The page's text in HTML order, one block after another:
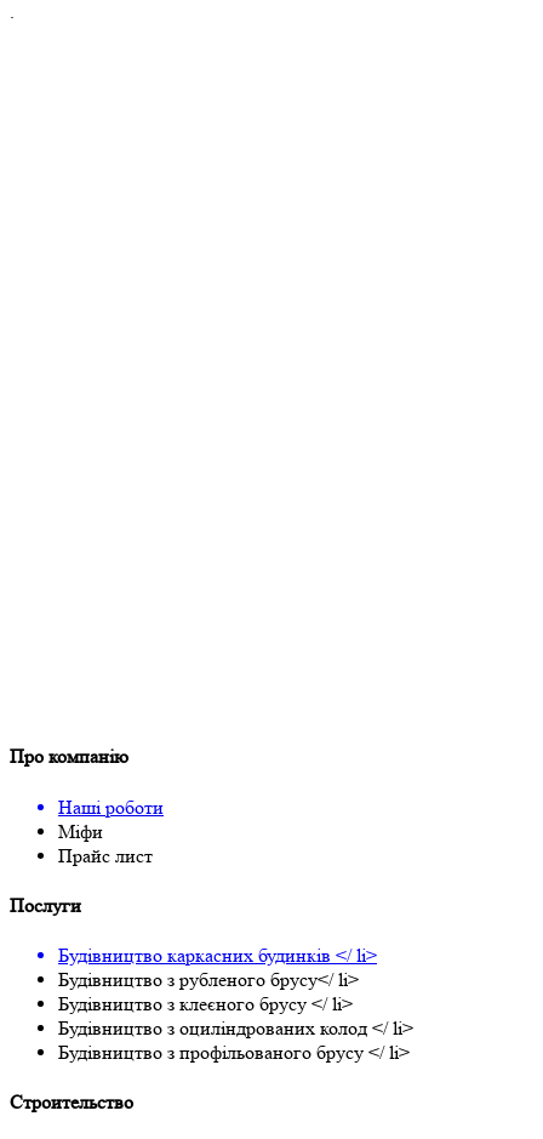
.
Про компанію
Наші роботи
Міфи
Прайс лист
Послуги
Будівництво каркасних будинків </ li>
Будівництво з рубленого брусу</ li>
Будівництво з клеєного брусу </ li>
Будівництво з оциліндрованих колод </ li>
Будівництво з профільованого брусу </ li>
Строительство